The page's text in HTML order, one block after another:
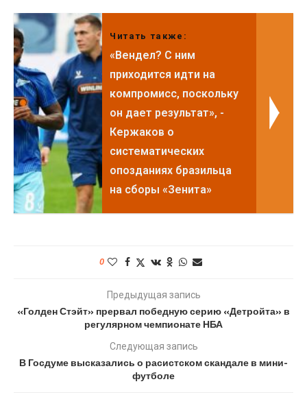
Читать также:
«Вендел? С ним
приходится идти на
компромисс, поскольку
он дает результат», -
Кержаков о
систематических
опозданиях бразильца
на сборы «Зенита»
0
Предыдущая запись
«Голден Стэйт» прервал победную серию «Детройта» в
регулярном чемпионате НБА
Следующая запись
В Госдуме высказались о расистском скандале в мини-
футболе